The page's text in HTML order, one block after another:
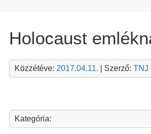
Holocaust
Közzétéve: 2017.04.11. | Szerző: TNJ
Kategória: